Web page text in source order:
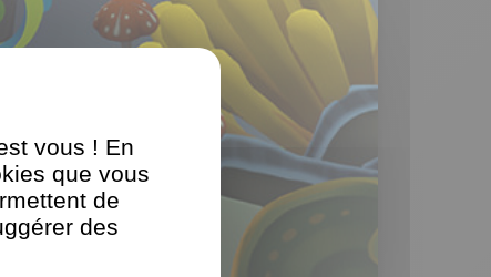
vous ! En
que vous
de
des